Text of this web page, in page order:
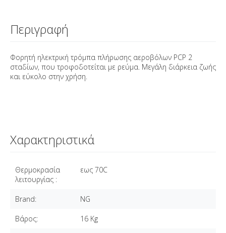
Περιγραφή
Φορητή ηλεκτρική τρόμπα πλήρωσης αεροβόλων PCP 2
σταδίων, που τροφοδοτείται με ρεύμα. Mεγάλη διάρκεια ζωής
και εύκολο στην χρήση.
Χαρακτηριστικά
Θερμοκρασία
λειτουργίας :
εως 70C
Brand: NG
Βάρος: 16 Κg